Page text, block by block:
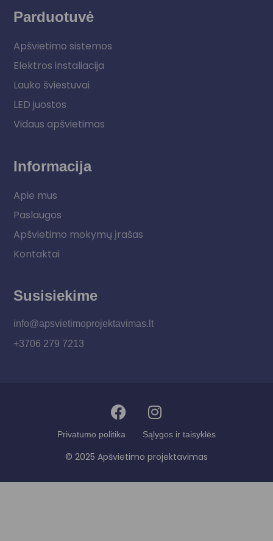
Parduotuvė
Apšvietimo sistemos
Elektros instaliacija
Lauko šviestuvai
LED juostos
Vidaus apšvietimas
Informacija
Apie mus
Paslaugos
Apšvietimo mokymų įrašas
Kontaktai
Susisiekime
info@apsvietimoprojektavimas.lt
+3706 279 7213
Privatumo politika Sąlygos ir taisyklės
© 2025 Apšvietimo projektavimas